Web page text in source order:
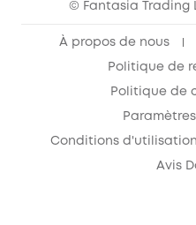
© Fantasia Trading
À propos de nous
Politique de
Politique de
Conditions d'utilisation
Avis